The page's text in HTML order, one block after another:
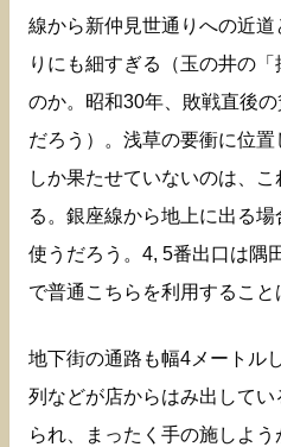
線から新仲見世通りへの近
りにも細すぎる（玉の井の
のか。昭和30年、敗戦直後
だろう）。浅草の要衝に位
しか果たせていないのは、
る。銀座線から地上に出る
使うだろう。4, 5番出口は隅
で普通こちらを利用すること
地下街の通路も幅4メートル
列などが店からはみ出して
られ、まったく手の施しよ